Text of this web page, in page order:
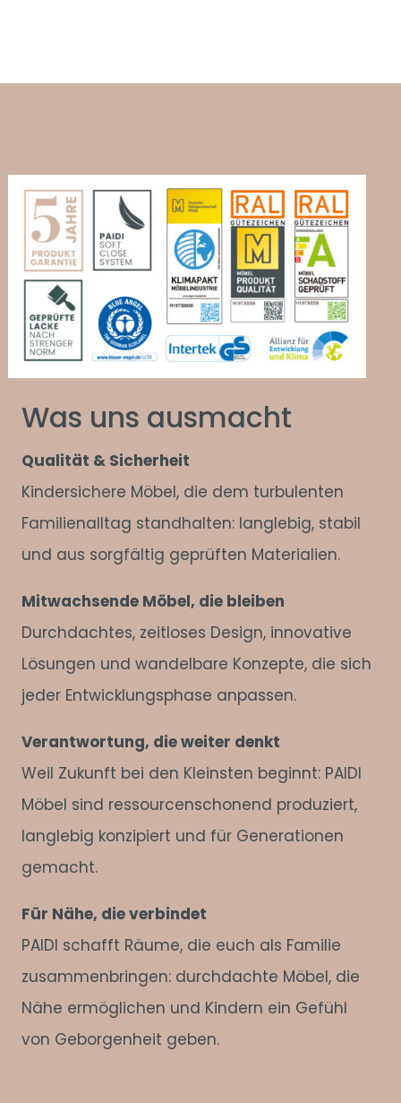
Was uns ausmacht
Qualität & Sicherheit
Kindersichere Möbel, die dem turbulenten
Familienalltag standhalten: langlebig, stabil
und aus sorgfältig geprüften Materialien.
Mitwachsende Möbel, die bleiben
Durchdachtes, zeitloses Design, innovative
Lösungen und wandelbare Konzepte, die sich
jeder Entwicklungsphase anpassen.
Verantwortung, die weiter denkt
Weil Zukunft bei den Kleinsten beginnt: PAIDI
Möbel sind ressourcenschonend produziert,
langlebig konzipiert und für Generationen
gemacht.
Für Nähe, die verbindet
PAIDI schafft Räume, die euch als Familie
zusammenbringen: durchdachte Möbel, die
Nähe ermöglichen und Kindern ein Gefühl
von Geborgenheit geben.